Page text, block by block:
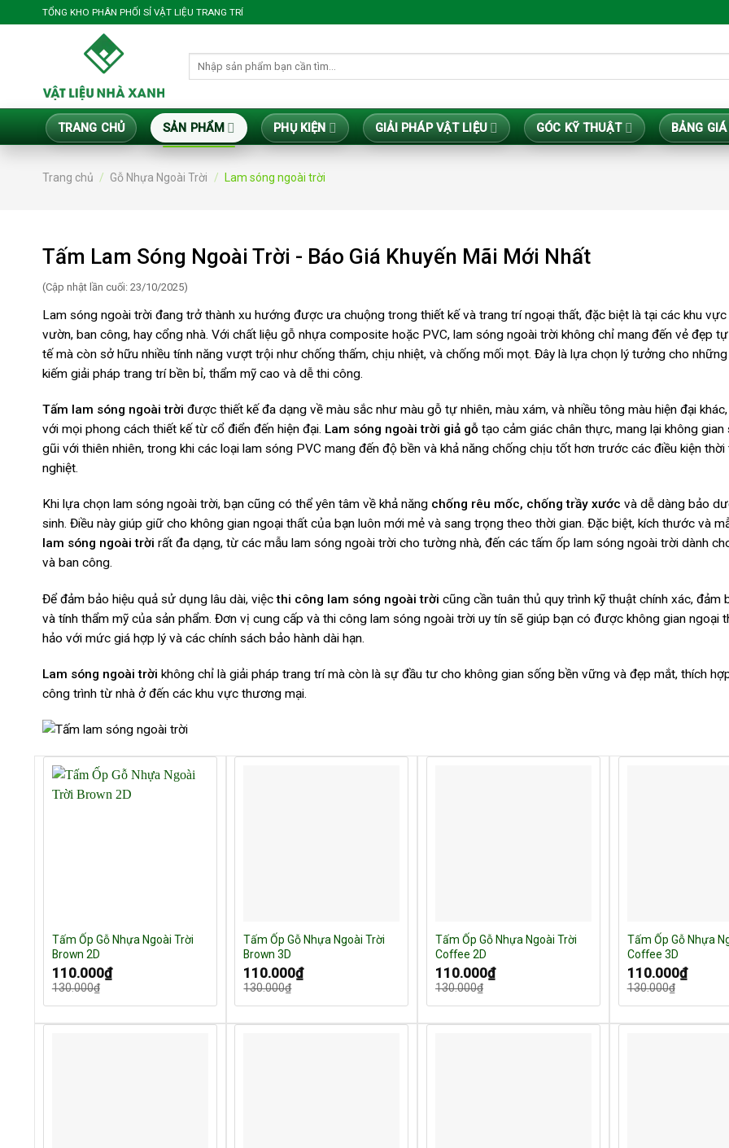
qua
TỔNG KHO PHÂN PHỐI SỈ VẬT LIỆU TRANG TRÍ
TRANG CHỦ SẢN PHẨM PHỤ KIỆN GIẢI PHÁP VẬT LIỆU GÓC KỸ THUẬT BẢNG GIÁ
Trang chủ / Gỗ Nhựa Ngoài Trời / Lam sóng ngoài trời
Tấm Lam Sóng Ngoài Trời - Báo Giá Khuyến Mãi Mới Nhất
(Cập nhật lần cuối: 23/10/2025)
Lam sóng ngoài trời đang trở thành xu hướng được ưa chuộng trong thiết kế và trang trí ngoại thất, đặc biệt là tại các khu
vườn, ban công, hay cổng nhà. Với chất liệu gỗ nhựa composite hoặc PVC, lam sóng ngoài trời không chỉ mang đến vẻ đẹp
tế mà còn sở hữu nhiều tính năng vượt trội như chống thấm, chịu nhiệt, và chống mối mọt. Đây là lựa chọn lý tưởng cho
kiếm giải pháp trang trí bền bỉ, thẩm mỹ cao và dễ thi công.
Tấm lam sóng ngoài trời được thiết kế đa dạng về màu sắc như màu gỗ tự nhiên, màu xám, và nhiều tông màu hiện đại
với mọi phong cách thiết kế từ cổ điển đến hiện đại. Lam sóng ngoài trời giả gỗ tạo cảm giác chân thực, mang lại không gian
gũi với thiên nhiên, trong khi các loại lam sóng PVC mang đến độ bền và khả năng chống chịu tốt hơn trước các điều kiện thời
nghiệt.
Khi lựa chọn lam sóng ngoài trời, bạn cũng có thể yên tâm về khả năng chống rêu mốc, chống trầy xước và dễ dàng bảo
sinh. Điều này giúp giữ cho không gian ngoại thất của bạn luôn mới mẻ và sang trọng theo thời gian. Đặc biệt, kích thước và
lam sóng ngoài trời rất đa dạng, từ các mẫu lam sóng ngoài trời cho tường nhà, đến các tấm ốp lam sóng ngoài trời dành
và ban công.
Để đảm bảo hiệu quả sử dụng lâu dài, việcthi công lam sóng ngoài trời cũng cần tuân thủ quy trình kỹ thuật chính xác, đảm
và tính thẩm mỹ của sản phẩm. Đơn vị cung cấp và thi công lam sóng ngoài trời uy tín sẽ giúp bạn có được không gian ngoại
hảo với mức giá hợp lý và các chính sách bảo hành dài hạn.
Lam sóng ngoài trời không chỉ là giải pháp trang trí mà còn là sự đầu tư cho không gian sống bền vững và đẹp mắt, thích
công trình từ nhà ở đến các khu vực thương mại.
Tấm Ốp Gỗ Nhựa Ngoài Trời
Brown 2D
130.000₫
Giá
gốc
là:
110.000₫
Giá
hiện
tại
110.000₫.
Tấm Ốp Gỗ Nhựa Ngoài Trời
Brown 3D
130.000₫
Giá
gốc
là:
110.000₫
Giá
hiện
tại
110.000₫.
Tấm Ốp Gỗ Nhựa Ngoài Trời
Coffee 2D
130.000₫
Giá
gốc
là:
110.000₫
Giá
hiện
tại
110.000₫.
Tấm Ốp Gỗ Nhựa
Coffee 3D
130.000₫
Giá
gốc
là:
110.000₫
Giá
hiện
tại
110.000₫.